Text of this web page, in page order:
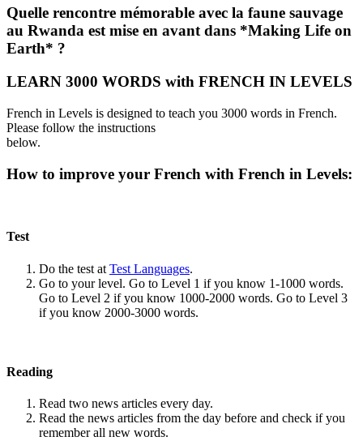
Quelle rencontre mémorable avec la faune sauvage
au Rwanda est mise en avant dans *Making Life on
Earth* ?
LEARN 3000 WORDS with FRENCH IN LEVELS
French in Levels is designed to teach you 3000 words in French.
Please follow the instructions
below.
How to improve your French with French in Levels:
Test
Do the test at Test Languages.
Go to your level. Go to Level 1 if you know 1-1000 words.
Go to Level 2 if you know 1000-2000 words. Go to Level 3
if you know 2000-3000 words.
Reading
Read two news articles every day.
Read the news articles from the day before and check if you
remember all new words.